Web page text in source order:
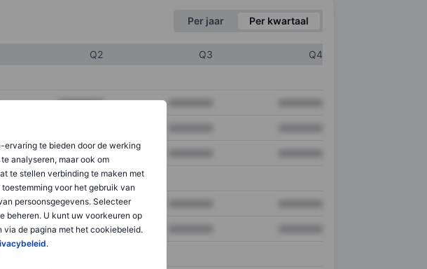
te bieden door de werking
analyseren, maar ook om
te stellen verbinding te maken met
voor het gebruik van
persoonsgegevens. Selecteer
beheren. U kunt uw voorkeuren op
de pagina met het cookiebeleid.
.
Per jaar Per kwartaal
Q2 Q3
Q4
XXXXXXX
XXXXXXX
XXXXXXX